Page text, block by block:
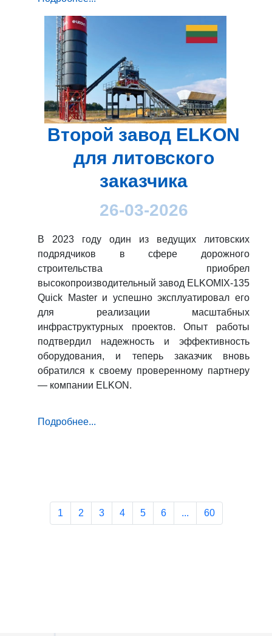
Второй завод ELKON
для литовского
заказчика
26-03-2026
В 2023 году один из ведущих литовских
подрядчиков в сфере дорожного
строительства приобрел
высокопроизводительный завод ELKOMIX-135
Quick Master и успешно эксплуатировал его
для реализации масштабных
инфраструктурных проектов. Опыт работы
подтвердил надежность и эффективность
оборудования, и теперь заказчик вновь
обратился к своему проверенному партнеру
— компании ELKON.
Подробнее...
1 2 3 4 5 6 ... 60